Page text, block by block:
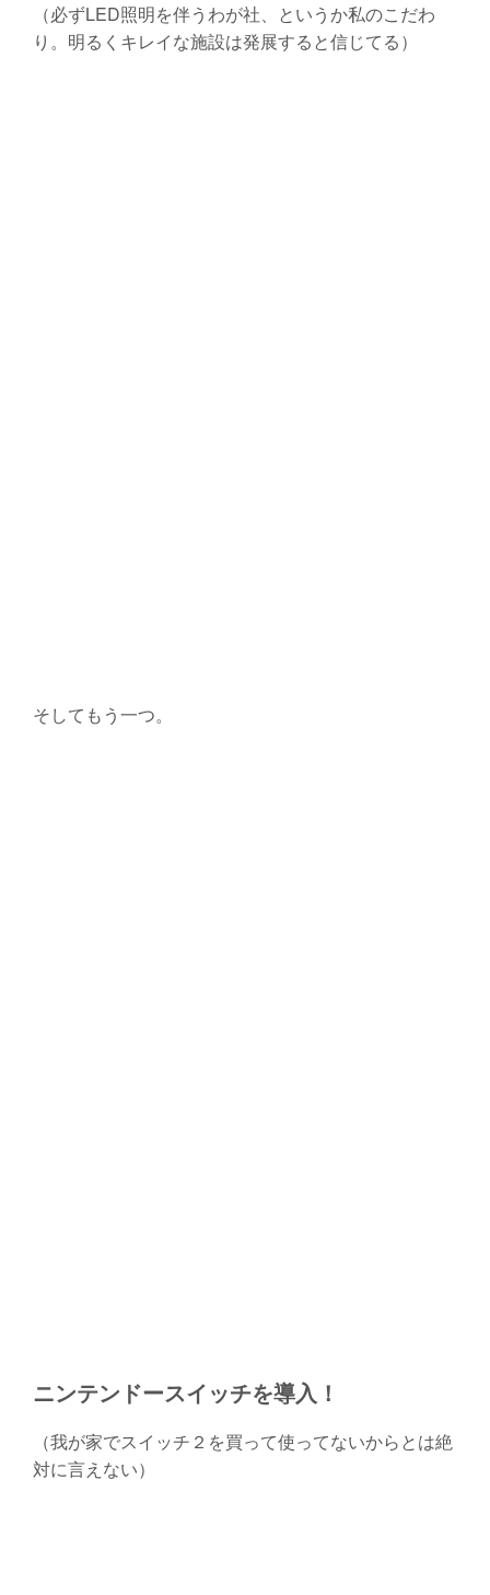
（必ずLED照明を伴うわが社、というか私のこだわ
り。明るくキレイな施設は発展すると信じてる）
そしてもう一つ。
ニンテンドースイッチを導入！
（我が家でスイッチ２を買って使ってないからとは絶
対に言えない）